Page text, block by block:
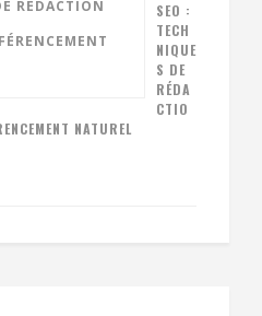
SEO :
TECH
NIQUE
S DE
RÉDA
CTIO
NATUREL